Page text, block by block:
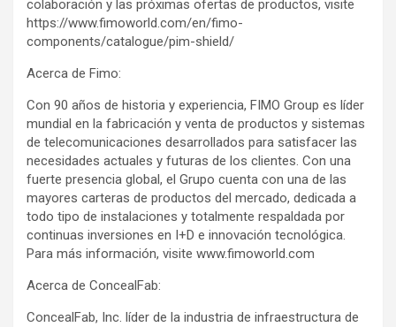
colaboración y las próximas ofertas de productos, visite
https://www.fimoworld.com/en/fimo-
components/catalogue/pim-shield/
Acerca de Fimo:
Con 90 años de historia y experiencia, FIMO Group es líder
mundial en la fabricación y venta de productos y sistemas
de telecomunicaciones desarrollados para satisfacer las
necesidades actuales y futuras de los clientes. Con una
fuerte presencia global, el Grupo cuenta con una de las
mayores carteras de productos del mercado, dedicada a
todo tipo de instalaciones y totalmente respaldada por
continuas inversiones en I+D e innovación tecnológica.
Para más información, visite www.fimoworld.com
Acerca de ConcealFab:
ConcealFab, Inc. líder de la industria de infraestructura de